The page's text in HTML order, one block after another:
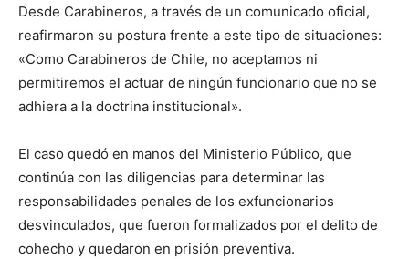
Desde Carabineros, a través de un comunicado oficial,
reafirmaron su postura frente a este tipo de situaciones:
«Como Carabineros de Chile, no aceptamos ni
permitiremos el actuar de ningún funcionario que no se
adhiera a la doctrina institucional».
El caso quedó en manos del Ministerio Público, que
continúa con las diligencias para determinar las
responsabilidades penales de los exfuncionarios
desvinculados, que fueron formalizados por el delito de
cohecho y quedaron en prisión preventiva.